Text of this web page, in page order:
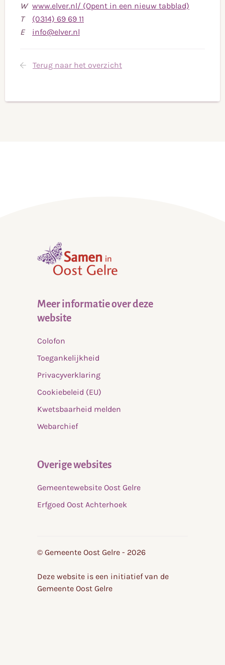
W www.elver.nl/ (Opent in een nieuw tabblad)
T
(0314) 69 69 11
69
E info@elver.nl
mail
Terug naar het overzicht
Meer informatie over deze
website
Colofon
Toegankelijkheid
Privacyverklaring
Cookiebeleid (EU)
Kwetsbaarheid melden
Webarchief
Overige websites
Gemeentewebsite Oost Gelre
Erfgoed Oost Achterhoek
© Gemeente Oost Gelre - 2026
Deze website is een initiatief van de
Gemeente Oost Gelre